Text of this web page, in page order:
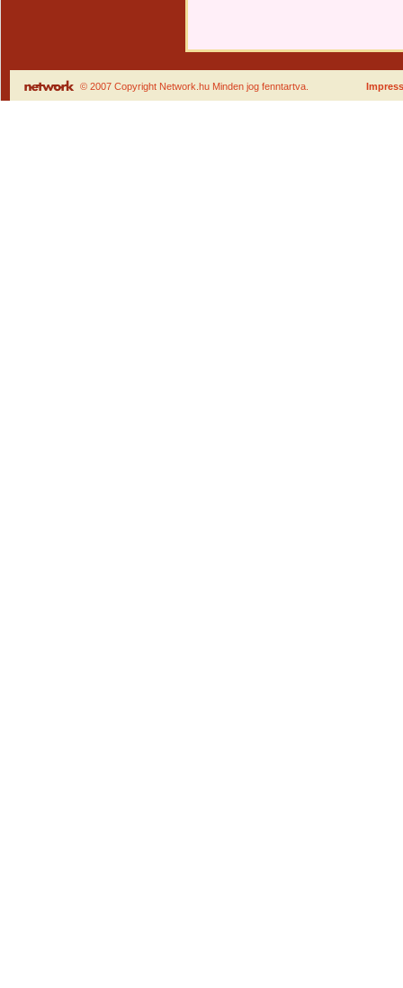
© 2007 Copyright Network.hu Minden jog fenntartva.